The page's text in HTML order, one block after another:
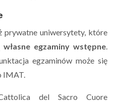
prywatne uniwersytety, które
egzaminy wstępne.
egzaminów może się
IMAT.
del Sacro Cuore